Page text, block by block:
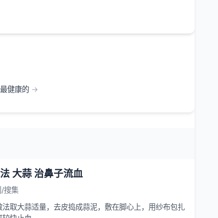
健康的
大蒜 治鼻子流血
搜集
取大蒜适量，去皮捣成蒜泥，敷在脚心上，用纱布包扎